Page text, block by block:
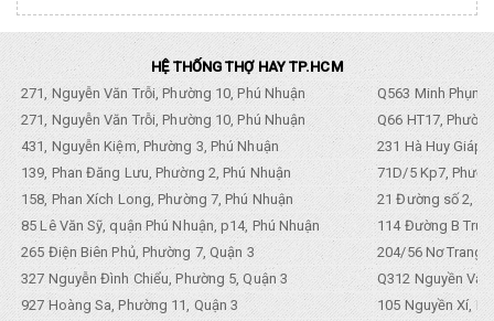
HỆ THỐNG THỢ HAY TP.HCM
271, Nguyễn Văn Trỗi, Phường 10, Phú Nhuận
Q563 Minh
271, Nguyễn Văn Trỗi, Phường 10, Phú Nhuận
Q66 HT17,
431, Nguyễn Kiệm, Phường 3, Phú Nhuận
231 Hà Huy Giáp,
139, Phan Đăng Lưu, Phường 2, Phú Nhuận
71D/5 Kp7,
158, Phan Xích Long, Phường 7, Phú Nhuận
21 Đường số 2,
85 Lê Văn Sỹ, quận Phú Nhuận, p14, Phú Nhuận
114 Đường B
265 Điện Biên Phủ, Phường 7, Quận 3
204/56 Nơ Trang
327 Nguyễn Đình Chiểu, Phường 5, Quận 3
Q312 Nguyền
927 Hoàng Sa, Phường 11, Quận 3
105 Nguyền Xí,